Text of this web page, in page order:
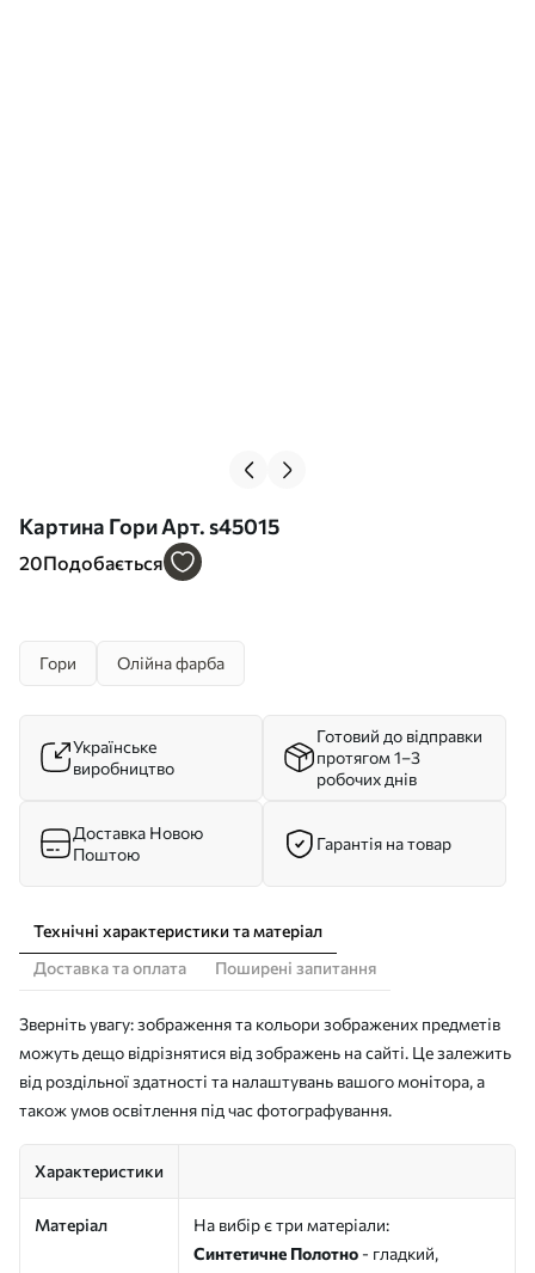
Картина Гори Арт. s45015
20Подобається
Гори Олійна фарба
Українське
виробництво
Готовий до відправки
протягом 1–3
робочих днів
Доставка Новою
Поштою
Гарантія на товар
Технічні характеристики та матеріал
Доставка та оплата
Поширені запитання
Зверніть увагу: зображення та кольори зображених предметів
можуть дещо відрізнятися від зображень на сайті. Це залежить
від роздільної здатності та налаштувань вашого монітора, а
також умов освітлення під час фотографування.
Характеристики
Матеріал
На вибір є три матеріали:
Синтетичне Полотно - гладкий,